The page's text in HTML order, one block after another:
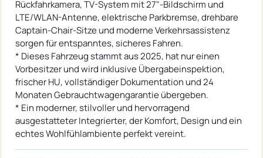
Rückfahrkamera, TV-System mit 27"-Bildschirm und
LTE/WLAN-Antenne, elektrische Parkbremse, drehbare
Captain-Chair-Sitze und moderne Verkehrsassistenz
sorgen für entspanntes, sicheres Fahren.
* Dieses Fahrzeug stammt aus 2025, hat nur einen
Vorbesitzer und wird inklusive Übergabeinspektion,
frischer HU, vollständiger Dokumentation und 24
Monaten Gebrauchtwagengarantie übergeben.
* Ein moderner, stilvoller und hervorragend
ausgestatteter Integrierter, der Komfort, Design und ein
echtes Wohlfühlambiente perfekt vereint.